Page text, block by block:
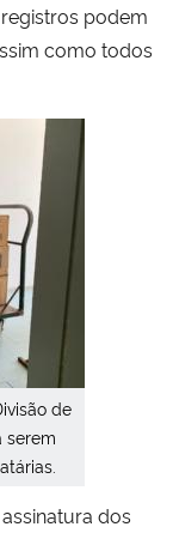
podem
como todos
de
serem
dos